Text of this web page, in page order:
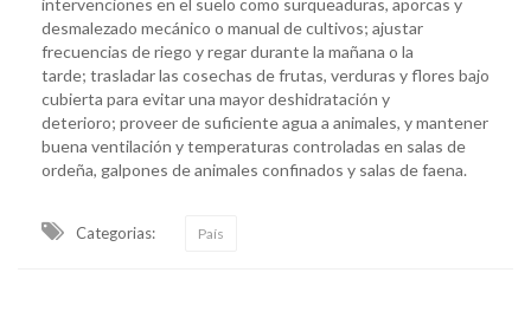
desmalezado mecánico o manual de cultivos; ajustar
frecuencias de riego y regar durante la mañana o la
tarde; trasladar las cosechas de frutas, verduras y flores bajo
cubierta para evitar una mayor deshidratación y
deterioro; proveer de suficiente agua a animales, y mantener
buena ventilación y temperaturas controladas en salas de
ordeña, galpones de animales confinados y salas de faena.
Categorias: País